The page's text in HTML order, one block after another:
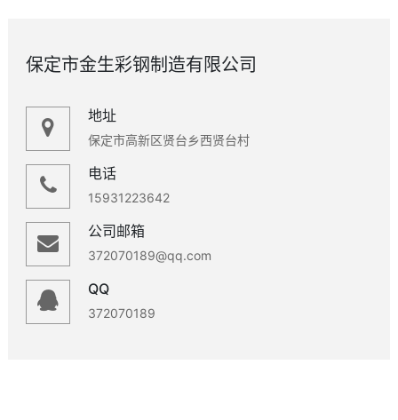
保定市金生彩钢制造有限公司
地址
保定市高新区贤台乡西贤台村
电话
15931223642
公司邮箱
372070189@qq.com
QQ
372070189